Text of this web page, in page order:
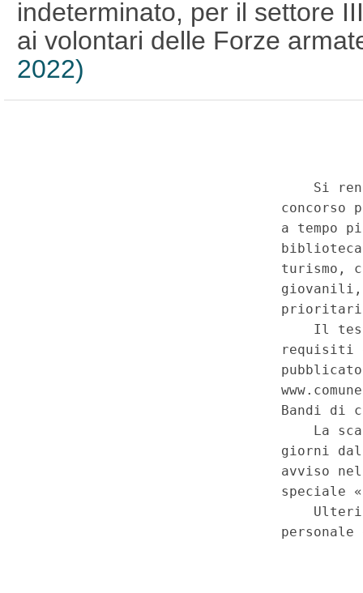
indeterminato, per il settore
ai volontari delle Forze
2022)